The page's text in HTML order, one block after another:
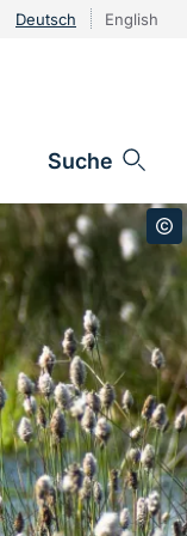
Deutsch English
Suche